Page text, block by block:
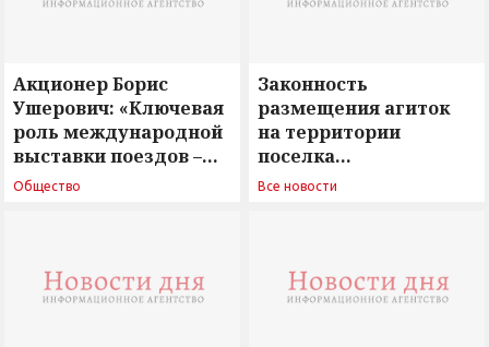
Акционер Борис
Ушерович: «Ключевая
роль международной
выставки поездов –
поиск ответов на
Общество
Законность
размещения агиток
на территории
поселка
Новосергиевка
Все новости